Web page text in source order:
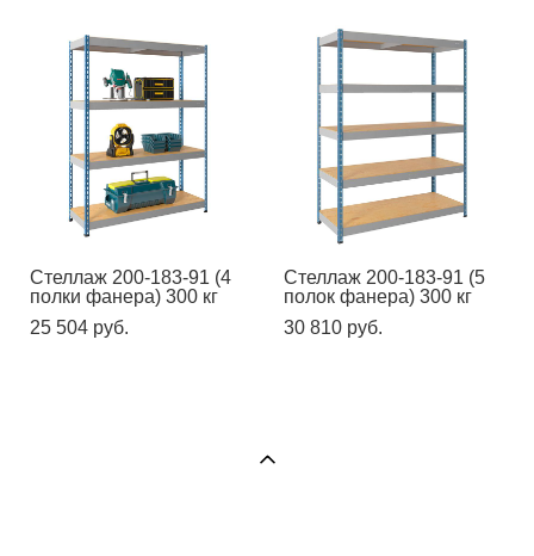
Стеллаж 200-183-91 (4
полки фанера) 300 кг
25 504 pуб.
Стеллаж 200-183-91 (5
полок фанера) 300 кг
30 810 pуб.